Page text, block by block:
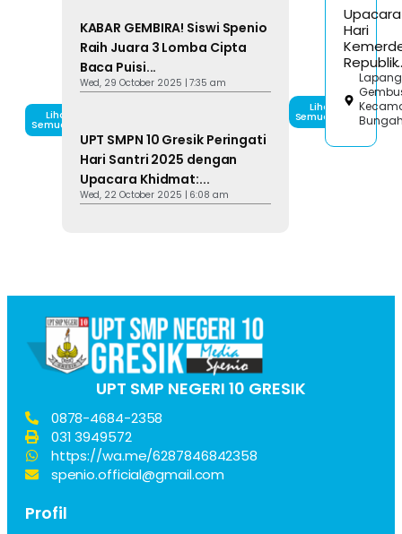
Lihat
Semuanya
KABAR GEMBIRA! Siswi Spenio
Raih Juara 3 Lomba Cipta
Baca Puisi...
Wed, 29 October 2025 | 7:35 am
UPT SMPN 10 Gresik Peringati
Hari Santri 2025 dengan
Upacara Khidmat:...
Wed, 22 October 2025 | 6:08 am
Lihat
Semuanya
Upacara
Hari
UPT SMP NEGERI 10 GRESIK
0878-4684-2358
031 3949572
https://wa.me/6287846842358
spenio.official@gmail.com
Profil